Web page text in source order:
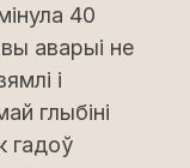
40
аварыі не
і
глыбіні
гадоў